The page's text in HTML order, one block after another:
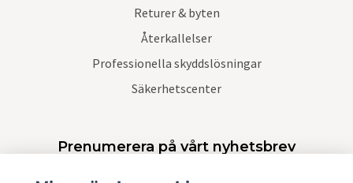
Returer & byten
Återkallelser
Professionella skyddslösningar
Säkerhetscenter
Prenumerera på vårt nyhetsbrev